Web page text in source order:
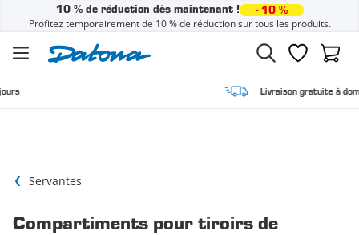
10 % de réduction dès maintenant ! - 10 %
Profitez temporairement de 10 % de réduction sur tous les produits.
Liste dePanier
Livraison gratuite à domicile
Servantes
Compartiments pour tiroirs de